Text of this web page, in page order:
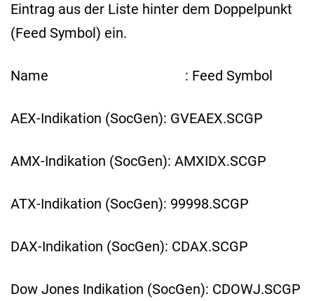
Eintrag aus der Liste hinter dem Doppelpunkt
(Feed Symbol) ein.
Name : Feed Symbol
AEX-Indikation (SocGen): GVEAEX.SCGP
AMX-Indikation (SocGen): AMXIDX.SCGP
ATX-Indikation (SocGen): 99998.SCGP
DAX-Indikation (SocGen): CDAX.SCGP
Dow Jones Indikation (SocGen): CDOWJ.SCGP